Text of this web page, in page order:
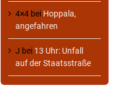
4×4 bei Hoppala,
angefahren
J bei 13 Uhr: Unfall
auf der Staatsstraße